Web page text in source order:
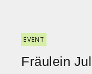
EVENT
Fräulein